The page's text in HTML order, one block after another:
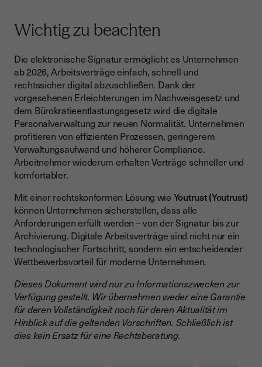
Wichtig zu beachten
Die elektronische Signatur ermöglicht es Unternehmen
ab 2026, Arbeitsverträge einfach, schnell und
rechtssicher digital abzuschließen. Dank der
vorgesehenen Erleichterungen im Nachweisgesetz und
dem Bürokratieentlastungsgesetz wird die digitale
Personalverwaltung zur neuen Normalität. Unternehmen
profitieren von effizienten Prozessen, geringerem
Verwaltungsaufwand und höherer Compliance.
Arbeitnehmer wiederum erhalten Verträge schneller und
komfortabler.
Mit einer rechtskonformen Lösung wie Youtrust (Youtrust)
können Unternehmen sicherstellen, dass alle
Anforderungen erfüllt werden – von der Signatur bis zur
Archivierung. Digitale Arbeitsverträge sind nicht nur ein
technologischer Fortschritt, sondern ein entscheidender
Wettbewerbsvorteil für moderne Unternehmen.
Dieses Dokument wird nur zu Informationszwecken zur
Verfügung gestellt. Wir übernehmen weder eine Garantie
für deren Vollständigkeit noch für deren Aktualität im
Hinblick auf die geltenden Vorschriften. Schließlich ist
dies kein Ersatz für eine Rechtsberatung.